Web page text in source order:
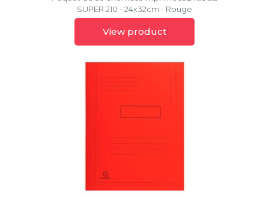
SUPER 210 - 24x32cm - Rouge
View product